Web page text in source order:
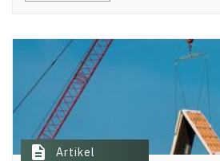
description Artikel